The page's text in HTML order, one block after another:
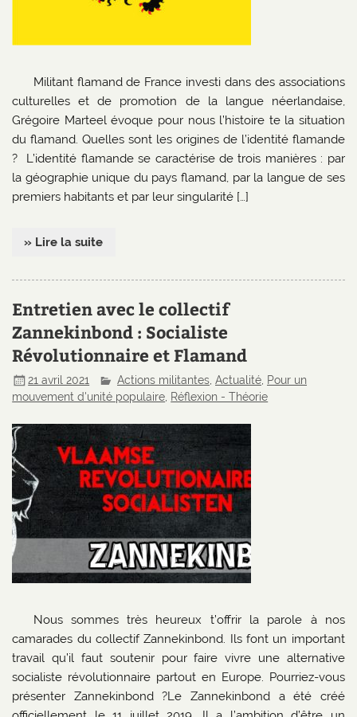
Militant flamand de France investi dans des associations
culturelles et de promotion de la langue néerlandaise,
Grégoire Marteel évoque pour nous l’histoire te la situation
du flamand. Quelles sont les origines de l’identité flamande
? L’identité flamande se caractérise de trois manières : par
la géographie unique du pays flamand, par la langue de ses
premiers habitants et par leur singularité […]
» Lire la suite
Entretien avec le collectif
Zannekinbond : Socialiste
Révolutionnaire et Flamand
21 avril 2021 Actions militantes ,Actualité Pour un
mouvement d'unité populaire Réflexion - Théorie
Nous sommes très heureux t’offrir la parole à nos
camarades du collectif Zannekinbond. Ils font un important
travail qu’il faut soutenir pour faire vivre une alternative
socialiste révolutionnaire partout en Europe. Pourriez-vous
présenter Zannekinbond ?Le Zannekinbond a été créé